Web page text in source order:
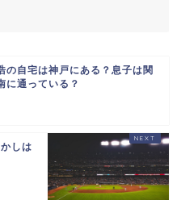
の自宅は神戸にある？息子は関
に通っている？
しは